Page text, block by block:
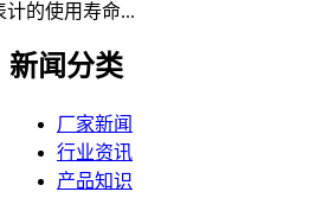
计的使用寿命...
新闻分类
厂家新闻
行业资讯
产品知识